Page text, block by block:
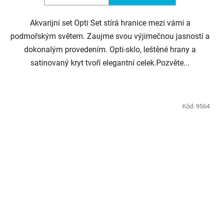
Akvarijní set Opti Set stírá hranice mezi vámi a
podmořským světem. Zaujme svou výjimečnou jasností a
dokonalým provedením. Opti-sklo, leštěné hrany a
satinovaný kryt tvoří elegantní celek.Pozvěte...
Kód: 9564